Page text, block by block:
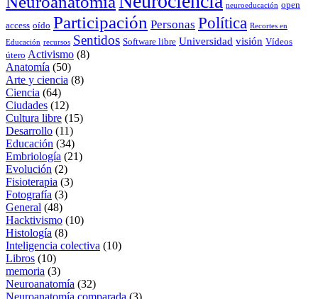
neuroeducación open
access oído Participación Personas Política Recortes en
Educación recursos Sentidos Software libre Universidad visión Vídeos
útero Activismo (8)
Anatomía (50)
Arte y ciencia (8)
Ciencia (64)
Ciudades (12)
Cultura libre (15)
Desarrollo (11)
Educación (34)
Embriología (21)
Evolución (2)
Fisioterapia (3)
Fotografía (3)
General (48)
Hacktivismo (10)
Histología (8)
Inteligencia colectiva (10)
Libros (10)
memoria (3)
Neuroanatomía (32)